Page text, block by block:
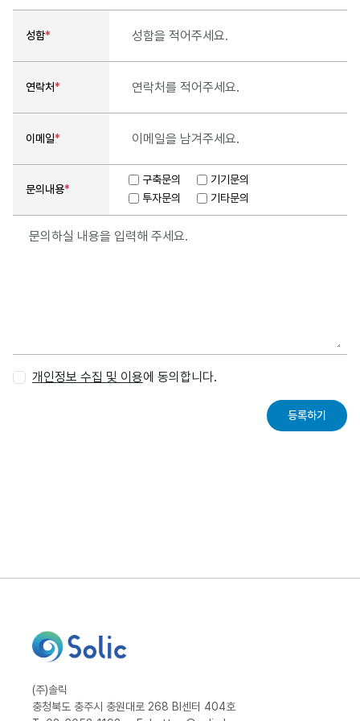
성함*
연락처*
이메일*
문의내용*
구축문의
기기문의
투자문의
기타문의
개인정보 수집 및 이용에 동의합니다.
등록하기
(주)솔릭
충청북도 충주시 충원대로 268 BI센터 404호